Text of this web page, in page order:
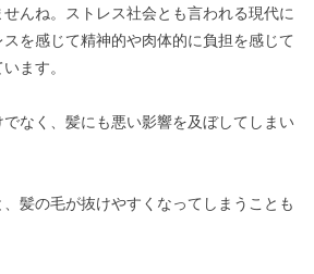
んね。ストレス社会とも言われる現代に
を感じて精神的や肉体的に負担を感じて
ます。
なく、髪にも悪い影響を及ぼしてしまい
髪の毛が抜けやすくなってしまうことも